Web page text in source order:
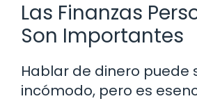
Las Finanzas
Son Importantes
Hablar de dinero puede
incómodo, pero es